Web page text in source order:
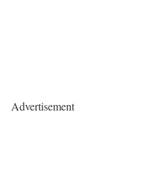
Advertisement